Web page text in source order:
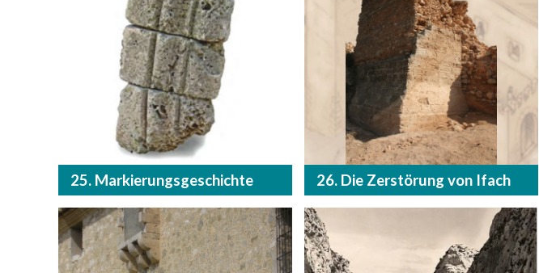
25. Markierungsgeschichte 26. Die Zerstörung von Ifach